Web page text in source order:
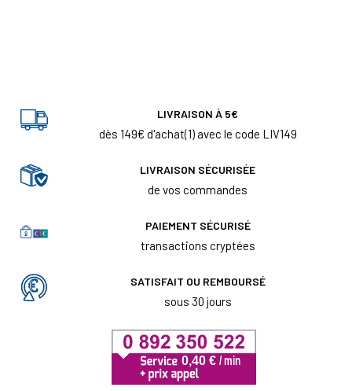
LIVRAISON À 5€
dès 149€ d'achat(1) avec le code LIV149
LIVRAISON SÉCURISÉE
de vos commandes
PAIEMENT SÉCURISÉ
transactions cryptées
SATISFAIT OU REMBOURSÉ
sous 30 jours